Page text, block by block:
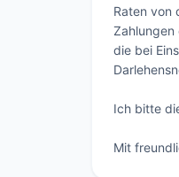
Raten von
die bei
Ich bitte
Mit